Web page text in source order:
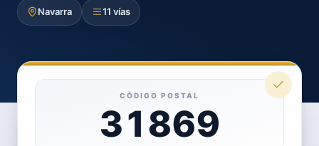
Navarra 11 vías
CÓDIGO POSTAL
31869